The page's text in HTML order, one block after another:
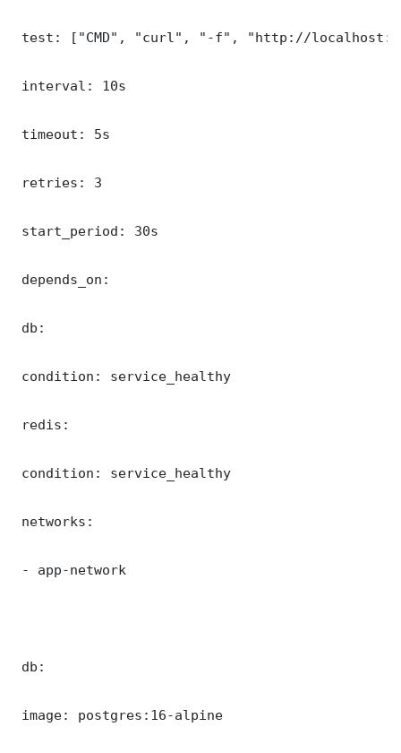
test: ["CMD", "curl", "-f", "http://
interval: 10s
timeout: 5s
retries: 3
start_period: 30s
depends_on:
db:
condition: service_healthy
redis:
condition: service_healthy
networks:
- app-network
db:
image: postgres:16-alpine